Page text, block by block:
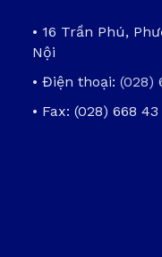
• 16 Trần Phú,
Nội
• Điện thoại: (028)
• Fax: (028) 668 43